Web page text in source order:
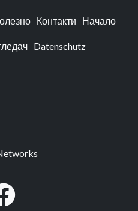
Контакти Начало
Datenschutz